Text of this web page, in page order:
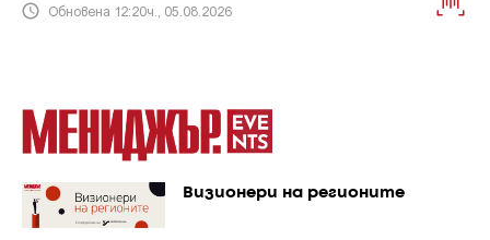
Обновена 12:20ч., 05.08.2026
Визионери на регионите